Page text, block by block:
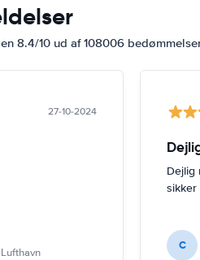
8.4/10 ud af 108006
27-10-2024
Dejlig
sikker
C